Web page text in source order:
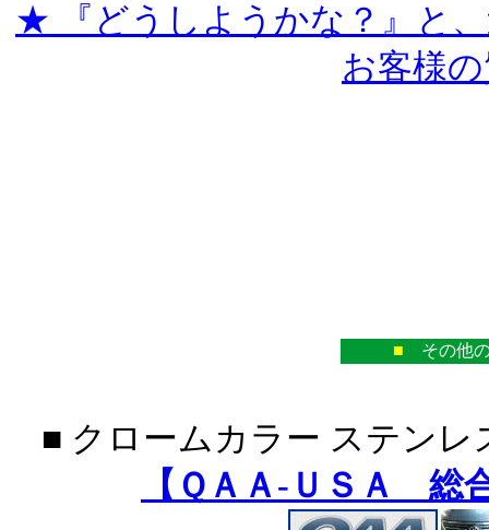
★ 『どうしようかな？』と
お客様
■ その他
■ クロームカラー ステン
【ＱＡＡ-ＵＳＡ 総